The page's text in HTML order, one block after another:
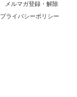
メルマガ登録・解除
プライバシーポリシー